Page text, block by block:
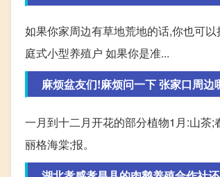
如果你家周边有草地荒地的话,你也可
庭式小型养殖户 如果你是准...
麻烦盆友们!麻烦问一下 张家口周
一月到十二月开花的部分植物1月:山茶
丽格海棠;报。